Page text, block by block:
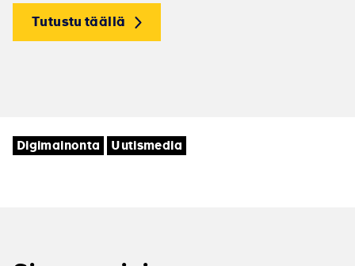
Tutustu täällä
Tagit
Digimainonta Uutismedia